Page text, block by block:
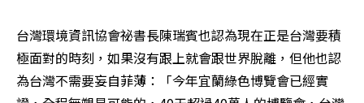
台灣環境資訊協會祕書長陳瑞賓也認為現在正是台灣要積
極面對的時刻，如果沒有跟上就會跟世界脫離，但他也認
為台灣不需要妄自菲薄：「今年宜蘭綠色博覽會已經實